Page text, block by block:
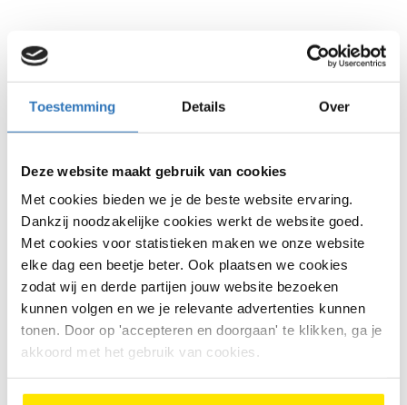
Toestemming Details Over
Deze website maakt gebruik van cookies
Met cookies bieden we je de beste website ervaring.
Dankzij noodzakelijke cookies werkt de website goed.
Met cookies voor statistieken maken we onze website
elke dag een beetje beter. Ook plaatsen we cookies
zodat wij en derde partijen jouw website bezoeken
kunnen volgen en we je relevante advertenties kunnen
tonen. Door op 'accepteren en doorgaan' te klikken, ga je
akkoord met het gebruik van cookies.
Waarvoor kun je bij ons
terecht?
Voor vrijwel alle fietsreparaties en
onderhoudswerkzaamheden kun je terecht in de
reparaties tot onderhoud aan elektrische fietsen
helpen de monteurs je snel weer op weg, zoals:
Versnelling afstellen, handig wanneer schakelen
zwaar gaat of je ketting overslaat.
Binnenband vervangen , een veelvoorkomende
reparatie bij stadsfietsen en e-bikes.
Remmen afstellen, belangrijk wanneer je remkracht
minder wordt.
Ketting en tandwielen controleren, zorgt dat je